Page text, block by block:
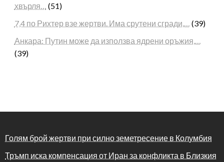
хвърля… (51)
7,4 по Рихтер взе жертви. Има срутени сгради,… (39)
Анкара: Путин може да използва ядрени оръжия,…
(39)
Голям брой жертви при силно земетресение в Колумбия
Тръмп иска компенсация от Иран за конфликта в Близкия